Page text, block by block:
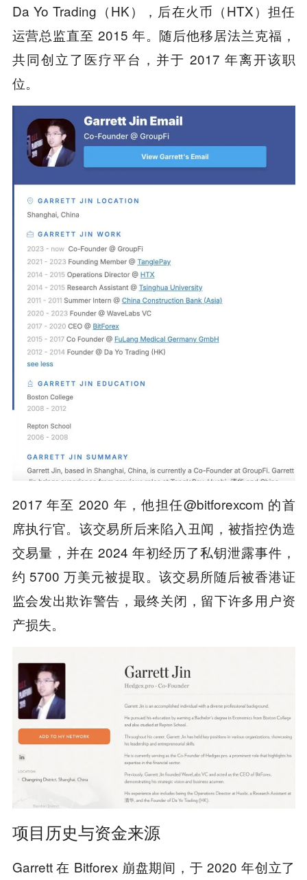
Da Yo Trading（HK），后在火币（HTX）担任
运营总监直至 2015 年。随后他移居法兰克福，
共同创立了医疗平台，并于 2017 年离开该职
位。
2017 年至 2020 年，他担任@bitforexcom 的首
席执行官。该交易所后来陷入丑闻，被指控伪造
交易量，并在 2024 年初经历了私钥泄露事件，
约 5700 万美元被提取。该交易所随后被香港证
监会发出欺诈警告，最终关闭，留下许多用户资
产损失。
项目历史与资金来源
Garrett 在 Bitforex 崩盘期间，于 2020 年创立了